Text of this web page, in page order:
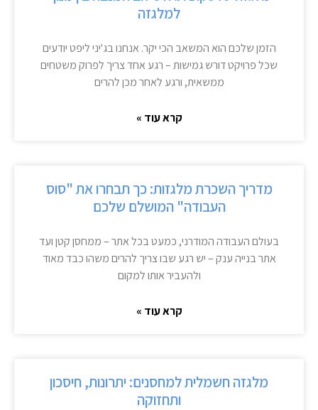
למלגזה
הזמן שלכם הוא המשאב הכי יקר. אנחנו בג'יני ליפט יודעים
שכל פרויקט דורש גמישות – רגע אחד צריך לפרוק משטחים
ממשאית, ורגע לאחר מכן להרים
קרא עוד »
מדריך השכרת מלגזות: כך תבחרו את "סוס
העבודה" המושלם שלכם
בעולם העבודה המודרני, כמעט בכל אתר – ממחסן קטן ועד
אתר בנייה ענק – יש רגע שבו צריך להרים משהו כבד מאוד
ולהעביר אותו למקום
קרא עוד »
מלגזה חשמלית למחסנים: יתרונות, חיסכון
ותחזוקה